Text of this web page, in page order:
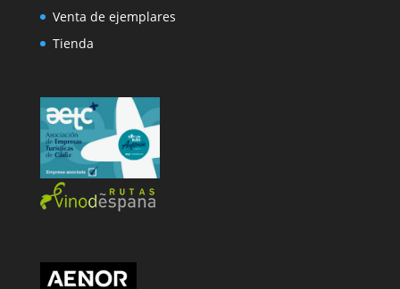
Venta de ejemplares
Tienda